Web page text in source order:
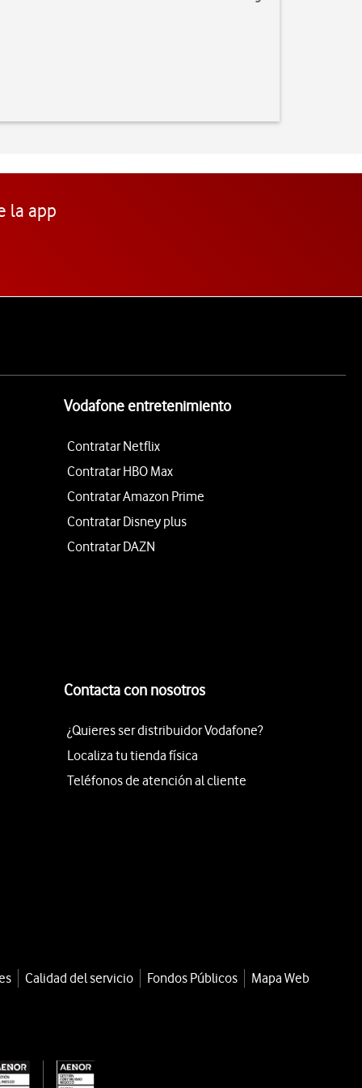
la app
Vodafone entretenimiento
Contratar Netflix
Contratar HBO Max
Contratar Amazon Prime
Contratar Disney plus
Contratar DAZN
Contacta con nosotros
¿Quieres ser distribuidor Vodafone?
Localiza tu tienda física
Teléfonos de atención al cliente
Calidad del servicio Fondos Públicos
Mapa Web